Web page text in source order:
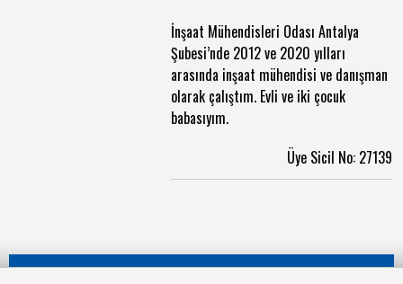
İnşaat Mühendisleri Odası Antalya
Şubesi’nde 2012 ve 2020 yılları
arasında inşaat mühendisi ve danışman
olarak çalıştım. Evli ve iki çocuk
babasıyım.
Üye Sicil No: 27139